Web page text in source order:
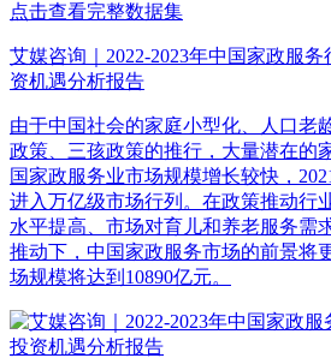
点击查看完整数据集
艾媒咨询｜2022-2023年中国家政服
资机遇分析报告
由于中国社会的家庭小型化、人口老
政策、三孩政策的推行，大量潜在的
国家政服务业市场规模增长较快，
进入万亿级市场行列。在政策推动行
水平提高、市场对育儿和养老服务需
推动下，中国家政服务市场的前景将
场规模将达到10890亿元。